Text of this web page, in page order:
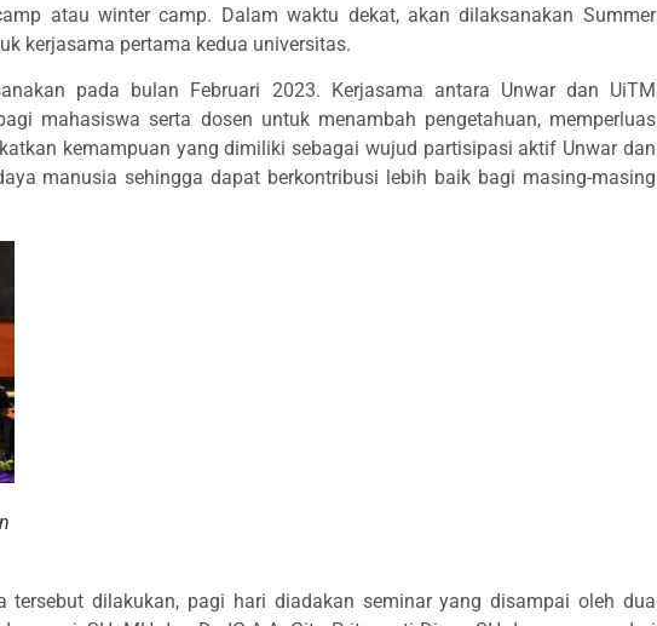
atau winter camp. Dalam waktu dekat, akan dilaksanakan Summer
kerjasama pertama kedua universitas.
pada bulan Februari 2023. Kerjasama antara Unwar dan UiTM
mahasiswa serta dosen untuk menambah pengetahuan, memperluas
kemampuan yang dimiliki sebagai wujud partisipasi aktif Unwar dan
manusia sehingga dapat berkontribusi lebih baik bagi masing-masing
tersebut dilakukan, pagi hari diadakan seminar yang disampai oleh dua